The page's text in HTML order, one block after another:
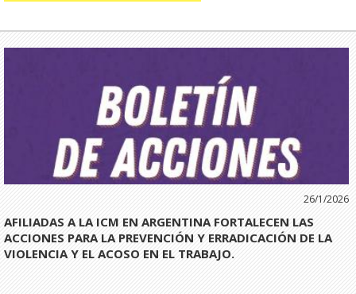
26/1/2026
AFILIADAS A LA ICM EN ARGENTINA FORTALECEN LAS
ACCIONES PARA LA PREVENCIÓN Y ERRADICACIÓN DE LA
VIOLENCIA Y EL ACOSO EN EL TRABAJO.